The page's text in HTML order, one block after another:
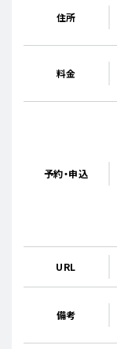
住所
料金
予約・申込
URL
備考